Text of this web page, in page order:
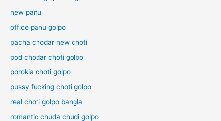
new panu
office panu golpo
pacha chodar new choti
pod chodar choti golpo
porokia choti golpo
pussy fucking choti golpo
real choti golpo bangla
romantic chuda chudi golpo